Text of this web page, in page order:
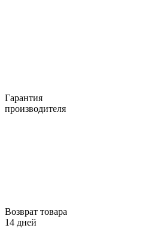
Гарантия
производителя
Возврат товара
14 дней